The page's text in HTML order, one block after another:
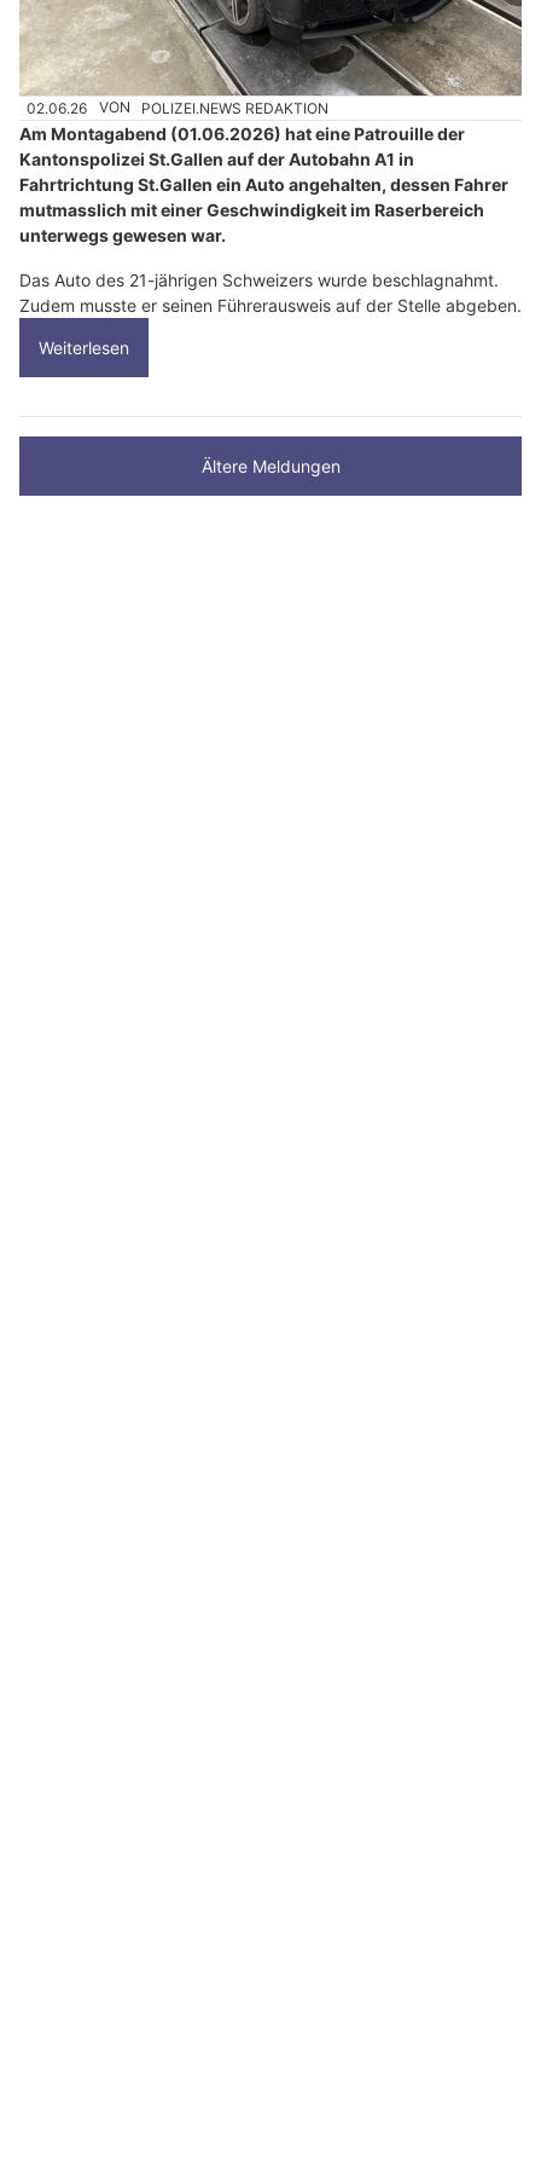
02.06.26 VON POLIZEI.NEWS REDAKTION
Am Montagabend (01.06.2026) hat eine Patrouille der
Kantonspolizei St.Gallen auf der Autobahn A1 in
Fahrtrichtung St.Gallen ein Auto angehalten, dessen Fahrer
mutmasslich mit einer Geschwindigkeit im Raserbereich
unterwegs gewesen war.
Das Auto des 21-jährigen Schweizers wurde beschlagnahmt.
Zudem musste er seinen Führerausweis auf der Stelle abgeben.
Weiterlesen
Ältere Meldungen